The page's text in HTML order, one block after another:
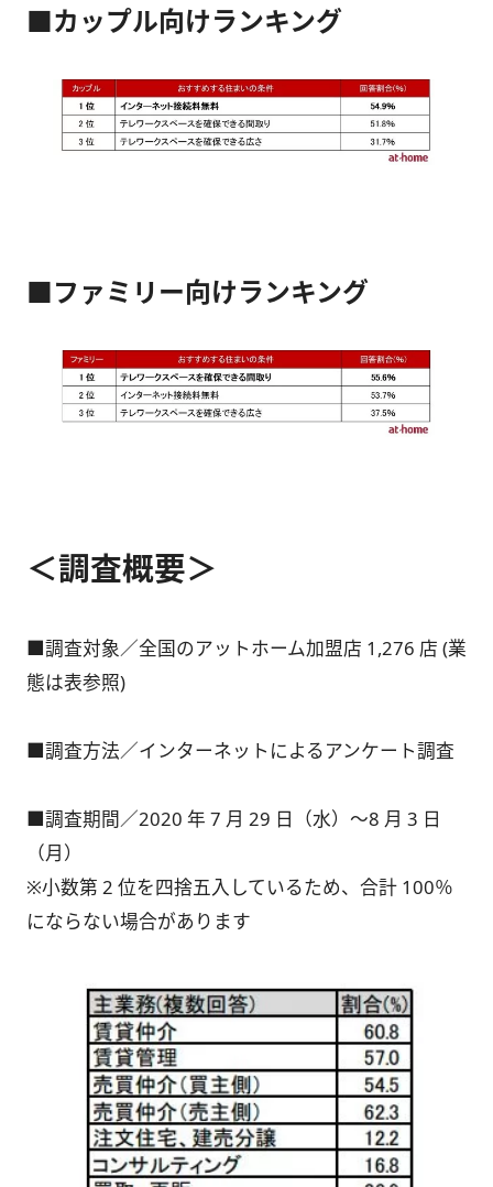
■カップル向けランキング
■ファミリー向けランキング
＜調査概要＞
■調査対象／全国のアットホーム加盟店 1,276 店 (業
態は表参照)
■調査方法／インターネットによるアンケート調査
■調査期間／2020 年 7 月 29 日（水）～8 月 3 日
（月）
※小数第 2 位を四捨五入しているため、合計 100％
にならない場合があります